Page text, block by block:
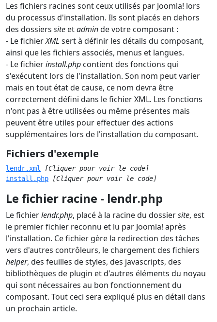
Les fichiers racines sont ceux utilisés par Joomla! lors
du processus d'installation. Ils sont placés en dehors
des dossiers site etadminde votre composant :
- Le fichierXML sert à définir les détails du composant,
ainsi que les fichiers associés, menus et langues.
- Le fichierinstall.php contient des fonctions qui
s'exécutent lors de l'installation. Son nom peut varier
mais en tout état de cause, ce nom devra être
correctement défini dans le fichier XML. Les fonctions
n'ont pas à être utilisées ou même présentes mais
peuvent être utiles pour effectuer des actions
supplémentaires lors de l'installation du composant.
Fichiers d'exemple
lendr.xml
[Cliquer pour voir le code]
install.php
[Cliquer pour voir le code]
Le fichier racine - lendr.php
Le fichierlendr.php, placé à la racine du dossiersite, est
le premier fichier reconnu et lu par Joomla! après
l'installation. Ce fichier gère la redirection des tâches
vers d'autres contrôleurs, le chargement des fichiers
helper, des feuilles de styles, des javascripts, des
bibliothèques de plugin et d'autres éléments du noyau
qui sont nécessaires au bon fonctionnement du
composant. Tout ceci sera expliqué plus en détail dans
un prochain article.